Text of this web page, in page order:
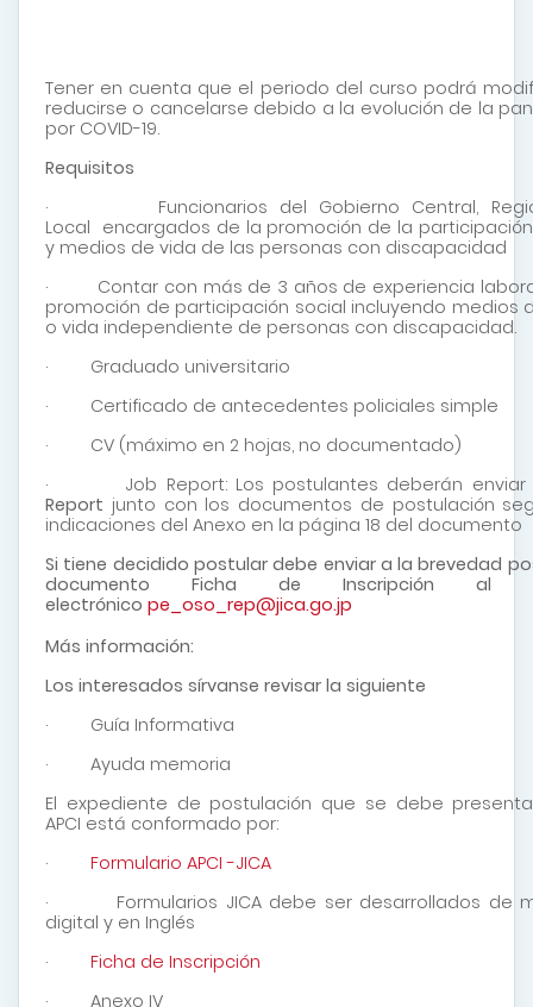
Tener en cuenta que el periodo del curso podrá
reducirse o cancelarse debido a la evolución de la
por COVID-19.
Requisitos
· Funcionarios del Gobierno Central,
Local encargados de la promoción de la
y medios de vida de las personas con discapacidad
· Contar con más de 3 años de experiencia
promoción de participación social incluyendo medios
o vida independiente de personas con discapacidad.
· Graduado universitario
· Certificado de antecedentes policiales simple
· CV (máximo en 2 hojas, no documentado)
· Job Report: Los postulantes deberán
Report junto con los documentos de postulación
indicaciones del Anexo en la página 18 del documento
Si tiene decidido postular debe enviar a la brevedad
documento Ficha de Inscripción al
electrónico pe_oso_rep@jica.go.jp
Más información:
Los interesados sírvanse revisar la siguiente
· Guía Informativa
· Ayuda memoria
El expediente de postulación que se debe
APCI está conformado por:
· Formulario APCI -JICA
· Formularios JICA debe ser desarrollados de
digital y en Inglés
· Ficha de Inscripción
· Anexo IV